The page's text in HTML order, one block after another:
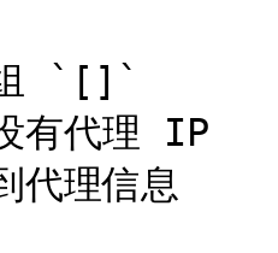
组 `[]`
有代理 IP
代理信息